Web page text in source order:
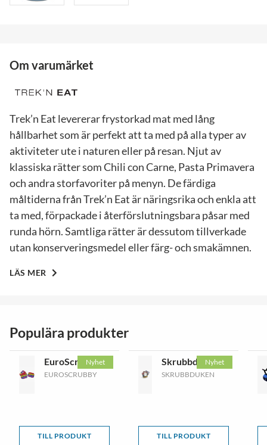
Om varumärket
Trek’n Eat levererar frystorkad mat med lång
hållbarhet som är perfekt att ta med på alla typer av
aktiviteter ute i naturen eller på resan. Njut av
klassiska rätter som Chili con Carne, Pasta Primavera
och andra storfavoriter på menyn. De färdiga
måltiderna från Trek’n Eat är näringsrika och enkla att
ta med, förpackade i återförslutningsbara påsar med
runda hörn. Samtliga rätter är dessutom tillverkade
utan konserveringsmedel eller färg- och smakämnen.
LÄS MER
Populära produkter
Nyhet
EuroScrubby
EUROSCRUBBY
TILL PRODUKT
Nyhet
Skrubbduken
SKRUBBDUKEN
TILL PRODUKT